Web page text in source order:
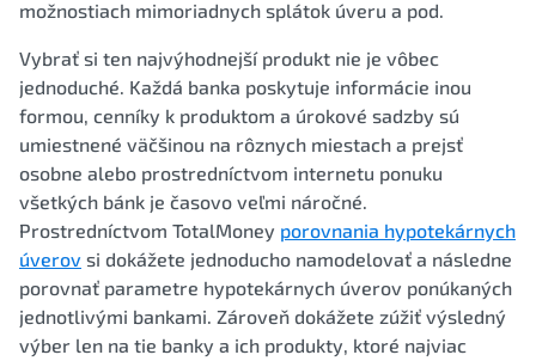
možnostiach mimoriadnych splátok úveru a pod.
Vybrať si ten najvýhodnejší produkt nie je vôbec
jednoduché. Každá banka poskytuje informácie inou
formou, cenníky k produktom a úrokové sadzby sú
umiestnené väčšinou na rôznych miestach a prejsť
osobne alebo prostredníctvom internetu ponuku
všetkých bánk je časovo veľmi náročné.
Prostredníctvom TotalMoney porovnania hypotekárnych
úverov si dokážete jednoducho namodelovať a následne
porovnať parametre hypotekárnych úverov ponúkaných
jednotlivými bankami. Zároveň dokážete zúžiť výsledný
výber len na tie banky a ich produkty, ktoré najviac